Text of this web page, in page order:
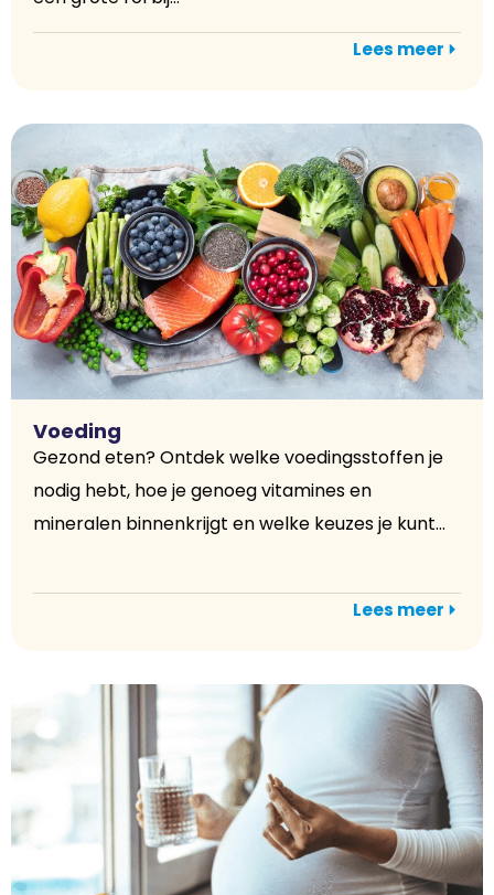
Lees meer
Voeding
Gezond eten? Ontdek welke voedingsstoffen je
nodig hebt, hoe je genoeg vitamines en
mineralen binnenkrijgt en welke keuzes je kunt...
Lees meer